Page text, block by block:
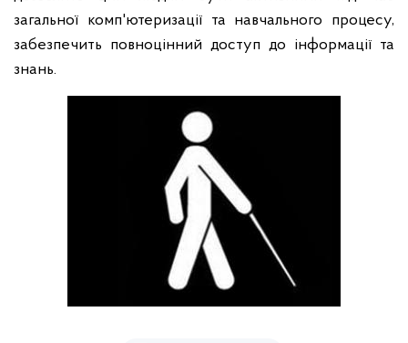
загальної комп'ютеризації та навчального процесу,
забезпечить повноцінний доступ до інформації та
знань.